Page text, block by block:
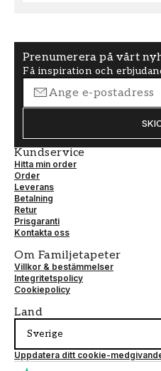
Prenumerera på vårt
Få inspiration och
Kundservice
Hitta min order
Order
Leverans
Betalning
Retur
Prisgaranti
Kontakta oss
Om Familjetapeter
Villkor & bestämmelser
Integritetspolicy
Cookiepolicy
Land
Sverige
Uppdatera ditt cookie-